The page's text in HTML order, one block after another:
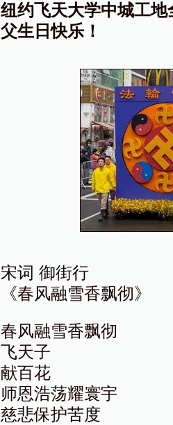
纽约飞天大学中城工
父生日快乐！
宋词 御街行
《春风融雪香飘彻》
春风融雪香飘彻
飞天子
献百花
师恩浩荡耀寰宇
慈悲保护苦度